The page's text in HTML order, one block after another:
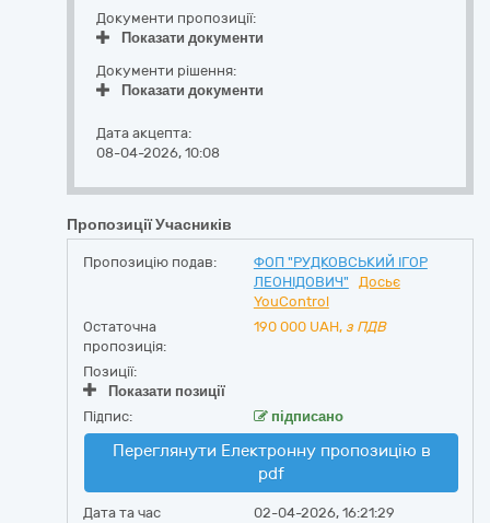
Документи пропозиції:
Показати документи
Документи рішення:
Показати документи
Дата акцепта:
08-04-2026, 10:08
Пропозиції Учасників
Пропозицію подав:
ФОП "РУДКОВСЬКИЙ ІГОР
ЛЕОНІДОВИЧ"
Досьє
YouControl
Остаточна
пропозиція:
190 000 UAH, з ПДВ
Позиції:
Показати позиції
Підпис:
підписано
Переглянути Електронну пропозицію в
pdf
Дата та час
02-04-2026, 16:21:29